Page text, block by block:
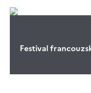
Festival